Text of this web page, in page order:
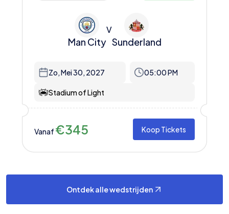
Man City
V
Sunderland
Zo, Mei 30, 2027 05:00 PM
Stadium of Light
Vanaf €345 Koop Tickets
Ontdek alle wedstrijden